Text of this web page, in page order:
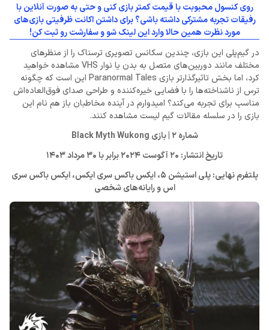
روی کنسول محبوبت با قیمت کمتر بازی کنی و حتی به صورت آنلاین با
رفیقات تجربه مشترکی داشته باشی؟ برای داشتن اکانت ظرفیتی بازی‌های
مورد نظرت همین حالا وارد این لینک شو و سفارشت رو ثبت کن!
در گیم‌پلی این بازی، چندین سکانس تصویری ترسناک را از منظرهای
مختلف مانند دوربین‌های متصل به بدن یا نوار VHS مشاهده خواهید
کرد، اما بخش تاثیرگذارتر بازی Paranormal Tales این است که چگونه
ترس از ناشناخته‌ها را با فضایی خیره‌کننده و طراحی صدای فوق‌العاده‌اش
مناسب برای تجربه می‌کند؟ امیدوارم در آینده مخاطبان باز هم نام این
بازی را در سلسله مقالات گیم لیست مشاهده کنند.
شماره 2 | بازی Black Myth Wukong
تاریخ انتشار: 20 آگوست 2024 برابر با 30 مرداد 1403
پلتفرم نهایی: پلی استیشن 5، ایکس باکس سری ایکس، ایکس باکس سری
اس و رایانه‌های شخصی